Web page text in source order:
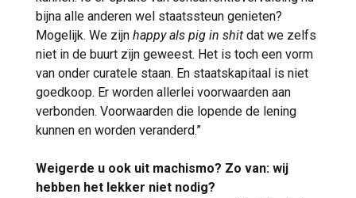
bijna alle anderen wel staatssteun genieten?
Mogelijk. We zijn happy als pig in shit dat we zelfs
niet in de buurt zijn geweest. Het is toch een vorm
van onder curatele staan. En staatskapitaal is niet
goedkoop. Er worden allerlei voorwaarden aan
verbonden. Voorwaarden die lopende de lening
kunnen en worden veranderd.”
Weigerde u ook uit machismo? Zo van: wij
hebben het lekker niet nodig?